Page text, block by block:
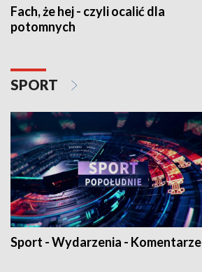
Fach, że hej - czyli ocalić dla
potomnych
SPORT
Sport - Wydarzenia - Komentarze